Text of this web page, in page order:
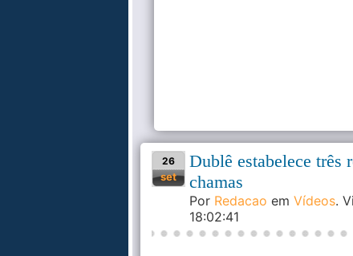
26
set
Dublê estabelece três
chamas
Por Redacao em Vídeos.
18:02:41